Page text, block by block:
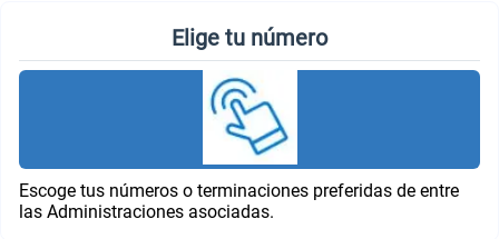
Elige tu número
Escoge tus números o terminaciones preferidas de entre
las Administraciones asociadas.